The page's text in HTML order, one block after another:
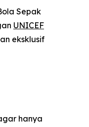
Sepak
UNICEF
eksklusif
hanya